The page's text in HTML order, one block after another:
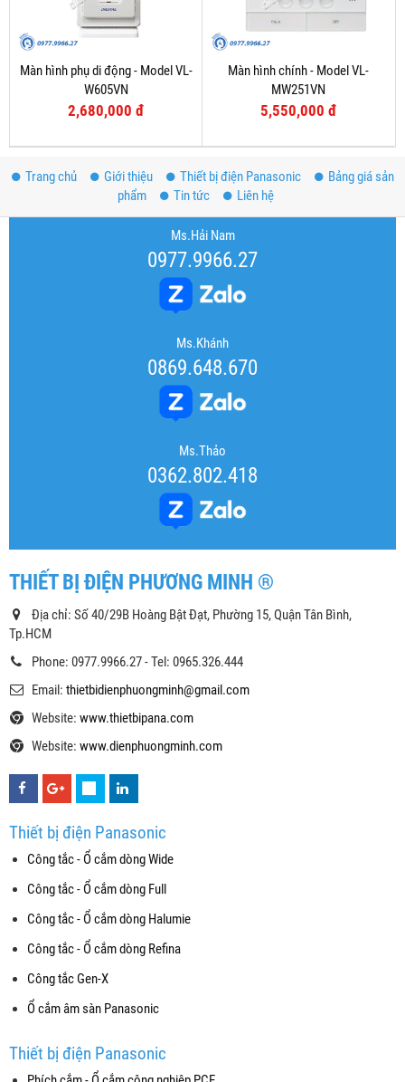
Màn hình phụ di động - Model VL-
W605VN
2,680,000 đ
Màn hình chính - Model VL-
MW251VN
5,550,000 đ
Trang chủ Giới thiệu Thiết bị điện Panasonic
Bảng giá sản
phẩm
Tin tức Liên hệ
Ms.Hải Nam
0977.9966.27
Ms.Khánh
0869.648.670
Ms.Thảo
0362.802.418
THIẾT BỊ ĐIỆN PHƯƠNG MINH ®
Địa chỉ: Số 40/29B Hoàng Bật Đạt, Phường 15, Quận Tân Bình,
Tp.HCM
Phone: 0977.9966.27 - Tel: 0965.326.444
Email: thietbidienphuongminh@gmail.com
Website: www.thietbipana.com
Website: www.dienphuongminh.com
Thiết bị điện Panasonic
Công tắc - Ổ cắm dòng Wide
Công tắc - Ổ cắm dòng Full
Công tắc - Ổ cắm dòng Halumie
Công tắc - Ổ cắm dòng Refina
Công tắc Gen-X
Ổ cắm âm sàn Panasonic
Thiết bị điện Panasonic